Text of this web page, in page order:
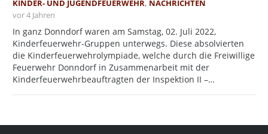
KINDER- UND JUGENDFEUERWEHR, NACHRICHTEN
vor 4 Jahren
In ganz Donndorf waren am Samstag, 02. Juli 2022,
Kinderfeuerwehr-Gruppen unterwegs. Diese absolvierten
die Kinderfeuerwehrolympiade, welche durch die Freiwillige
Feuerwehr Donndorf in Zusammenarbeit mit der
Kinderfeuerwehrbeauftragten der Inspektion II –…